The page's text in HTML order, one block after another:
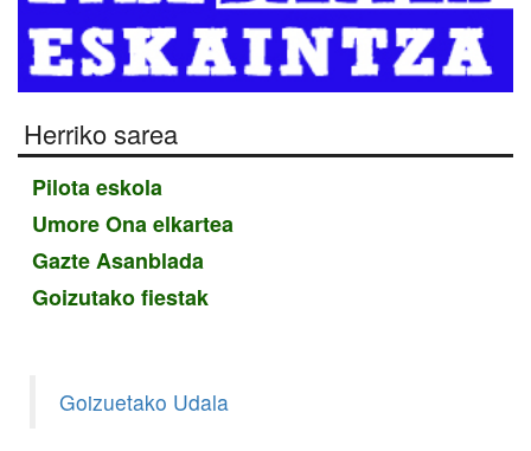
Herriko sarea
Pilota eskola
Umore Ona elkartea
Gazte Asanblada
Goizutako fiestak
Goizuetako Udala